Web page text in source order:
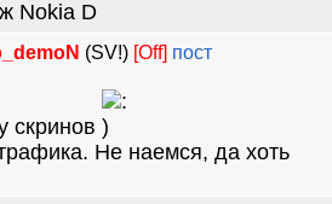
Nokia
(SV!) [Off] пост
скринов
Нe нaeмся, дa хоть